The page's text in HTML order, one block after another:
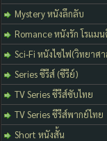
Mystery หนังลึกลับ
Romance หนังรัก โรแมน
Sci-Fi หนังไซไฟ(วิทยาศ
Series ซีรีส์ (ซีรีย์)
TV Series ซีรีส์ซับไทย
TV Series ซีรีส์พากย์ไทย
Short หนังสั้น